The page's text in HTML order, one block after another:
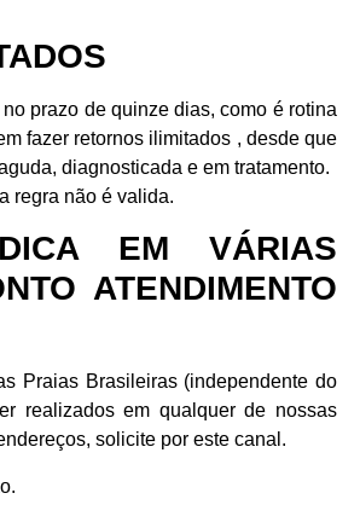
prazo de quinze dias, como é rotina
fazer retornos ilimitados , desde que
diagnosticada e em tratamento.
regra não é valida.
EM VÁRIAS
ATENDIMENTO
Praias Brasileiras (independente do
realizados em qualquer de nossas
solicite por este canal.